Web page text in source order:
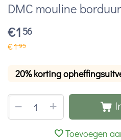
DMC mouline
€1 56
€195
20% korting
+
−
Toevoegen